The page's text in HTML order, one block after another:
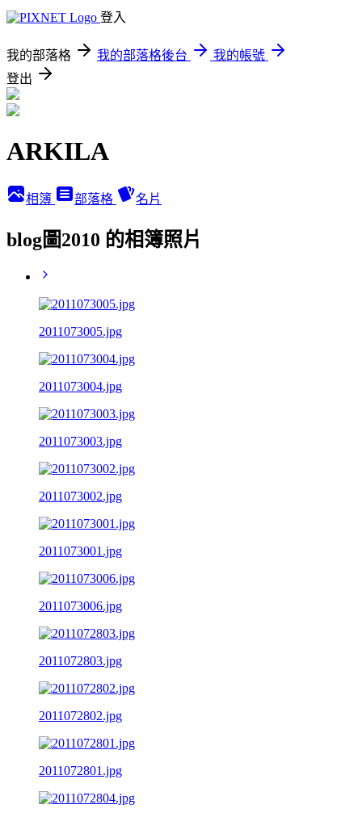
登入
我的部落格 我的部落格後台
我的帳號
登出
ARKILA
相簿 部落格 名片
blog圖2010 的相簿照片
2011073005.jpg
2011073004.jpg
2011073003.jpg
2011073002.jpg
2011073001.jpg
2011073006.jpg
2011072803.jpg
2011072802.jpg
2011072801.jpg